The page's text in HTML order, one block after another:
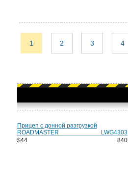
1 2 3 4
Прицеп с донной разгрузкой
ROADMASTER LWG4303
$44 840